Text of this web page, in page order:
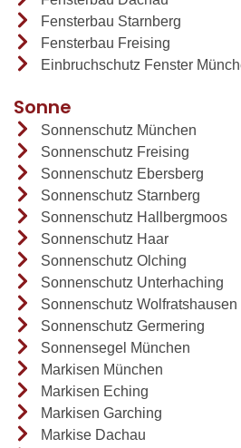
Fensterbau Starnberg
Fensterbau Freising
Einbruchschutz Fenster
Sonne
Sonnenschutz München
Sonnenschutz Freising
Sonnenschutz Ebersberg
Sonnenschutz Starnberg
Sonnenschutz Hallbergmoos
Sonnenschutz Haar
Sonnenschutz Olching
Sonnenschutz Unterhaching
Sonnenschutz Wolfratshausen
Sonnenschutz Germering
Sonnensegel München
Markisen München
Markisen Eching
Markisen Garching
Markise Dachau